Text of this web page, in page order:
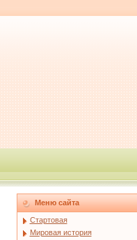
Меню сайта
Стартовая
Мировая история